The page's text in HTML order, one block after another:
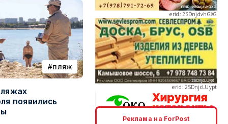
пляж
появились
туризм
Двух москвичей на
сапбордах унесло от берега
Крыма на километр в море
erid: 2SDnjcLUypt
Реклама на ForPost